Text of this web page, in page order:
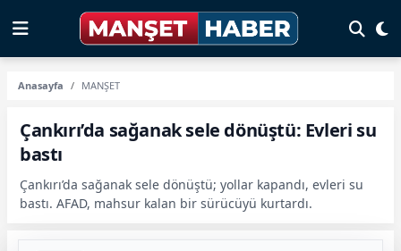
Anasayfa MANŞET
Çankırı’da sağanak sele dönüştü: Evleri su
bastı
Çankırı’da sağanak sele dönüştü; yollar kapandı, evleri su
bastı. AFAD, mahsur kalan bir sürücüyü kurtardı.